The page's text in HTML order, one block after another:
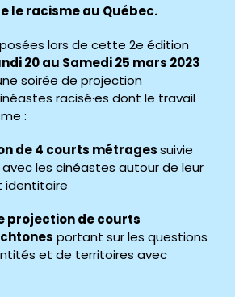
le racisme au Québec.
lors de cette 2e édition
20 au Samedi 25 mars 2023
soirée de projection
racisé·es dont le travail
:
de 4 courts métragessuivie
avec les cinéastes autour de leur
identitaire
projection de courts
portant sur les questions
et de territoires avec